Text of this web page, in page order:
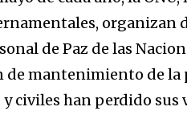
organizan
de Paz de las
mantenimiento de la
civiles han perdido sus